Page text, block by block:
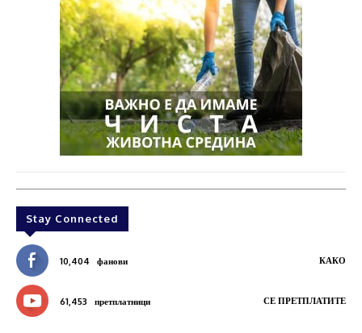
Stay Connected
10,404 фанови КАКО
61,453 претплатници СЕ ПРЕТПЛАТИТЕ